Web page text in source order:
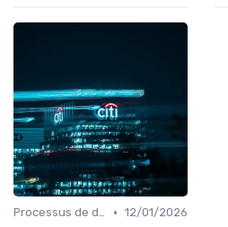
Processus de demande • 12/01/2026